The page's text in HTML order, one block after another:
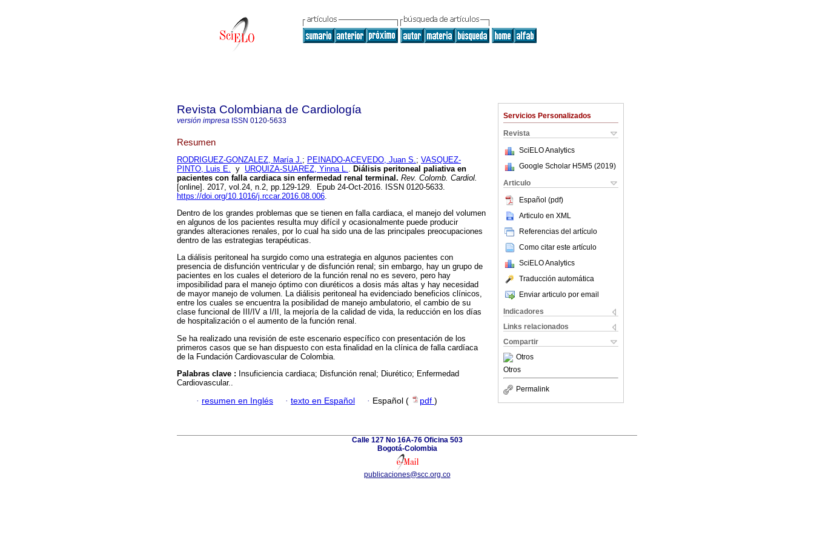
Servicios Personalizados
Revista
SciELO Analytics
Google Scholar H5M5 (2019)
Articulo
Español (pdf)
Articulo en XML
Referencias del artículo
Como citar este artículo
SciELO Analytics
Traducción automática
Enviar articulo por email
Indicadores
Links relacionados
Compartir
Otros
Otros
Permalink
Revista Colombiana de Cardiología
versión impresa ISSN 0120-5633
Resumen
RODRIGUEZ-GONZALEZ, María J.; PEINADO-ACEVEDO, Juan S.; VASQUEZ-
PINTO, Luis E. y URQUIZA-SUAREZ, Yinna L.. Diálisis peritoneal paliativa en
pacientes con falla cardiaca sin enfermedad renal terminal. Rev. Colomb. Cardiol.
[online]. 2017, vol.24, n.2, pp.129-129. Epub 24-Oct-2016. ISSN 0120-5633.
https://doi.org/10.1016/j.rccar.2016.08.006.
Dentro de los grandes problemas que se tienen en falla cardiaca, el manejo del volumen
en algunos de los pacientes resulta muy difícil y ocasionalmente puede producir
grandes alteraciones renales, por lo cual ha sido una de las principales preocupaciones
dentro de las estrategias terapéuticas.
La diálisis peritoneal ha surgido como una estrategia en algunos pacientes con
presencia de disfunción ventricular y de disfunción renal; sin embargo, hay un grupo de
pacientes en los cuales el deterioro de la función renal no es severo, pero hay
imposibilidad para el manejo óptimo con diuréticos a dosis más altas y hay necesidad
de mayor manejo de volumen. La diálisis peritoneal ha evidenciado beneficios clínicos,
entre los cuales se encuentra la posibilidad de manejo ambulatorio, el cambio de su
clase funcional de III/IV a I/II, la mejoría de la calidad de vida, la reducción en los días
de hospitalización o el aumento de la función renal.
Se ha realizado una revisión de este escenario específico con presentación de los
primeros casos que se han dispuesto con esta finalidad en la clínica de falla cardíaca
de la Fundación Cardiovascular de Colombia.
Palabras clave : Insuficiencia cardiaca; Disfunción renal; Diurético; Enfermedad
Cardiovascular..
· resumen en Inglés · texto en Español · Español ( pdf )
Calle 127 No 16A-76 Oficina 503
Bogotá-Colombia
publicaciones@scc.org.co